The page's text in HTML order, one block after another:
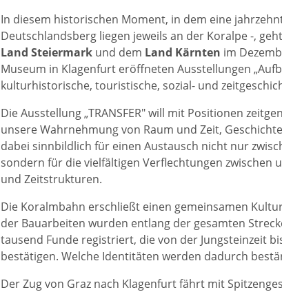
In diesem historischen Moment, in dem eine
Deutschlandsberg liegen jeweils an der Koralpe -,
Land Steiermarkund dem Land Kärnten im
Museum in Klagenfurt eröffneten Ausstellungen
kulturhistorische, touristische, sozial- und
Die Ausstellung „TRANSFER" will mit Positionen
unsere Wahrnehmung von Raum und Zeit,
dabei sinnbildlich für einen Austausch nicht nur
sondern für die vielfältigen Verflechtungen zwischen
und Zeitstrukturen.
Die Koralmbahn erschließt einen gemeinsamen
der Bauarbeiten wurden entlang der gesamten
tausend Funde registriert, die von der Jungsteinzeit
bestätigen. Welche Identitäten werden dadurch
Der Zug von Graz nach Klagenfurt fährt mit